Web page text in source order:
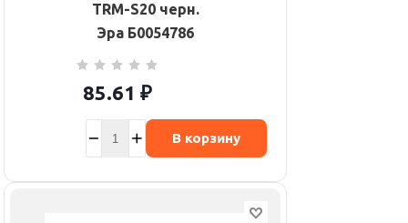
TRM-S20 черн.
Эра Б0054786
85.61 ₽
В корзину